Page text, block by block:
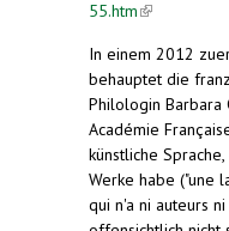
55.htm(link is
In einem 2012
behauptet die
Philologin Barbara
Académie
künstliche
Werke habe ("une
qui n'a ni auteurs